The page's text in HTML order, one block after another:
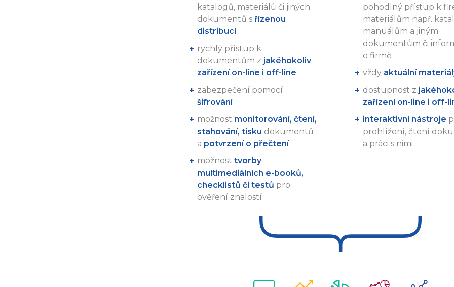
katalogů, materiálů či jiných
dokumentů s řízenou
distribucí
rychlý přístup k
dokumentům z jakéhokoliv
zařízení on-line i off-line
zabezpečení pomocí
šifrování
možnost monitorování, čtení,
stahování, tisku dokumentů
a potvrzení o přečtení
možnost tvorby
multimediálních e-booků,
checklistů či testů pro
ověření znalostí
pohodlný přístup k
materiálům např.
manuálům a jiným
dokumentům či
o firmě
vždy aktuální
dostupnost z
zařízení on-line i off-
interaktivní nástroje
prohlížení, čtení
a práci s nimi